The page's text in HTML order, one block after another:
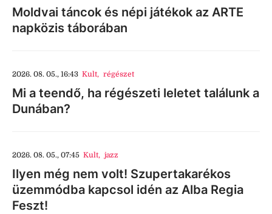
Moldvai táncok és népi játékok az ARTE
napközis táborában
2026. 08. 05., 16:43 Kult, régészet
Mi a teendő, ha régészeti leletet találunk a
Dunában?
2026. 08. 05., 07:45 Kult, jazz
Ilyen még nem volt! Szupertakarékos
üzemmódba kapcsol idén az Alba Regia
Feszt!